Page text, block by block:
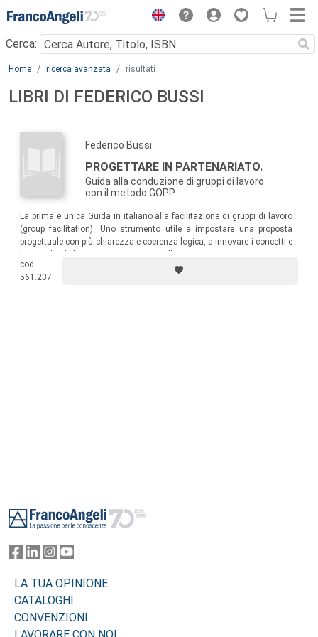
Menu
Cerca:
Main content
Home ricerca avanzata risultati
LIBRI DI FEDERICO BUSSI
Federico Bussi
PROGETTARE IN PARTENARIATO.
Guida alla conduzione di gruppi di lavoro
con il metodo GOPP
La prima e unica Guida in italiano alla facilitazione di gruppi di lavoro
(group facilitation). Uno strumento utile a impostare una proposta
progettuale con più chiarezza e coerenza logica, a innovare i concetti e
efficienza interventi di consulenza nelle organizzazioni.
cod.
561.237
LA TUA OPINIONE
CATALOGHI
CONVENZIONI